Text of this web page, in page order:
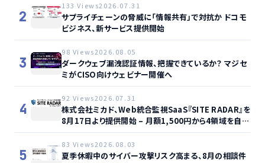
2
133 Views2026.07.31
サプライチェーンの脅威に「情報共有」で対抗か ドコモ
ビジネス、新サービス提供開始
3
98 Views2026.08.05
ダークウェブ漏洩認証情報、把握できているか？ マジセ
ミがCISO向けウェビナー開催へ
4
92 Views2026.07.31
株式会社ミカド、Web統合監視SaaS『SITE RADAR』を
8月17日より提供開始 – 月額1,500円から4領域を自動
監視、動的サイト…
5
83 Views2026.08.03
夏季休暇中のサイバー攻撃リスク高まる、8月の相談件